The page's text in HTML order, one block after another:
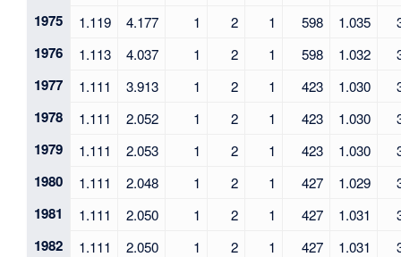
1975 1.119 4.177 1 2 1 598 1.035
1976 1.113 4.037 1 2 1 598 1.032
1977 1.111 3.913 1 2 1 423 1.030
1978 1.111 2.052 1 2 1 423 1.030
1979 1.111 2.053 1 2 1 423 1.030
1980 1.111 2.048 1 2 1 427 1.029
1981 1.111 2.050 1 2 1 427 1.031
1982 1.111 2.050 1 2 1 427 1.031